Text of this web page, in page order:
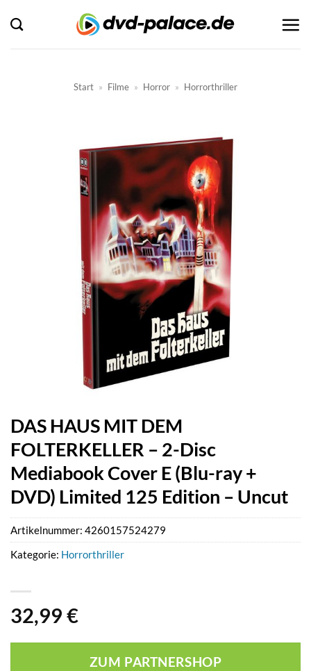
Inhalt
springen
Start » Filme » Horror » Horrorthriller
DAS HAUS MIT DEM
FOLTERKELLER – 2-Disc
Mediabook Cover E (Blu-ray +
DVD) Limited 125 Edition – Uncut
32,99 €
ZUM PARTNERSHOP
Artikelnummer: 4260157524279
Kategorie: Horrorthriller